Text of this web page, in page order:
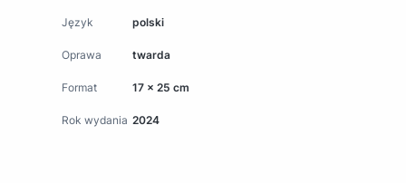
Język polski
Oprawa twarda
Format 17 x 25 cm
Rok wydania 2024